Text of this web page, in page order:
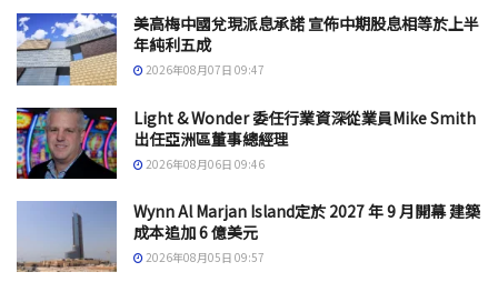
美高梅中國兌現派息承諾 宣佈中期股息相等於上半
年純利五成
2026年08月07日 09:47
Light & Wonder 委任行業資深從業員Mike Smith
出任亞洲區董事總經理
2026年08月06日 09:46
Wynn Al Marjan Island定於 2027 年 9 月開幕 建築
成本追加 6 億美元
2026年08月05日 09:57